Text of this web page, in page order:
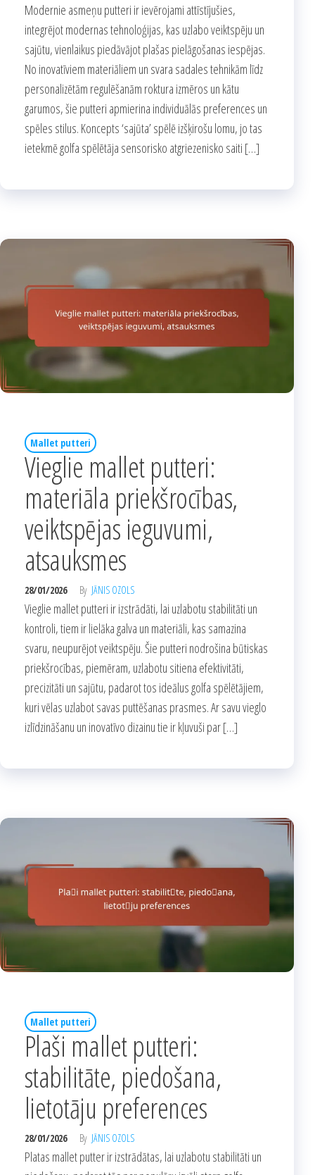
Modernie asmeņu putteri ir ievērojami attīstījušies,
integrējot modernas tehnoloģijas, kas uzlabo veiktspēju un
sajūtu, vienlaikus piedāvājot plašas pielāgošanas iespējas.
No inovatīviem materiāliem un svara sadales tehnikām līdz
personalizētām regulēšanām roktura izmēros un kātu
garumos, šie putteri apmierina individuālās preferences un
spēles stilus. Koncepts ‘sajūta’ spēlē izšķirošu lomu, jo tas
ietekmē golfa spēlētāja sensorisko atgriezenisko saiti […]
Mallet putteri
Vieglie mallet putteri:
materiāla priekšrocības,
veiktspējas ieguvumi,
atsauksmes
28/01/2026 By JĀNIS OZOLS
Vieglie mallet putteri ir izstrādāti, lai uzlabotu stabilitāti un
kontroli, tiem ir lielāka galva un materiāli, kas samazina
svaru, neupurējot veiktspēju. Šie putteri nodrošina būtiskas
priekšrocības, piemēram, uzlabotu sitiena efektivitāti,
precizitāti un sajūtu, padarot tos ideālus golfa spēlētājiem,
kuri vēlas uzlabot savas puttēšanas prasmes. Ar savu vieglo
izlīdzināšanu un inovatīvo dizainu tie ir kļuvuši par […]
Mallet putteri
Plaši mallet putteri:
stabilitāte, piedošana,
lietotāju preferences
28/01/2026 By JĀNIS OZOLS
Platas mallet putter ir izstrādātas, lai uzlabotu stabilitāti un